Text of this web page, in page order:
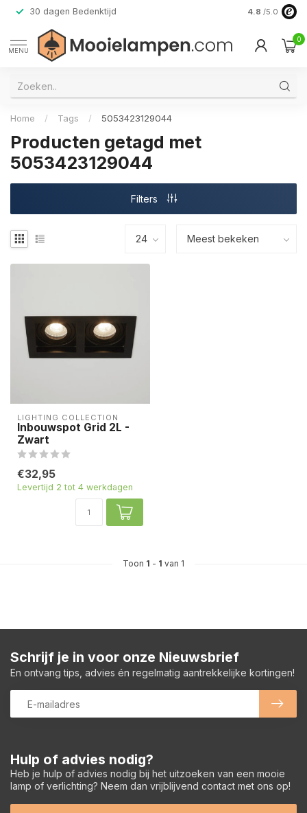
30 dagen Bedenktijd Verzending
4.8 /5.0
MENU
0
Home / Tags / 5053423129044
Producten getagd met
5053423129044
Filters
LIGHTING COLLECTION
Inbouwspot Grid 2L -
Zwart
€32,95
Levertijd 2 tot 4 werkdagen
Toon 1 - 1 van 1
Hulp of advies nodig?
Heb je hulp of advies nodig bij het uitzoeken van een mooie
lamp of verlichting? Neem dan vrijblijvend contact met ons op!
Schrijf je in voor onze Nieuwsbrief
En ontvang tips, advies én regelmatig aantrekkelijke kortingen!